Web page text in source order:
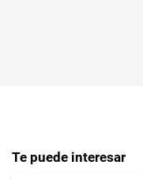
Te puede interesar